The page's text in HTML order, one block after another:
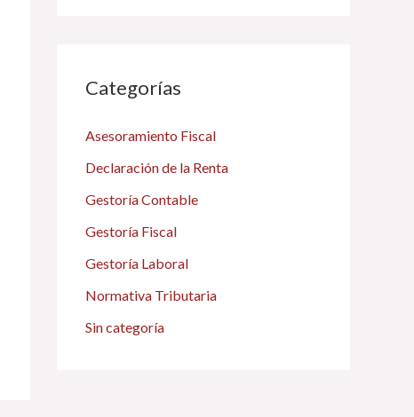
Categorías
Asesoramiento Fiscal
Declaración de la Renta
Gestoría Contable
Gestoría Fiscal
Gestoría Laboral
Normativa Tributaria
Sin categoría